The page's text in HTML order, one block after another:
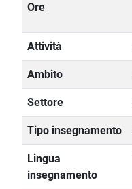
Ore
Attività
Ambito
Settore
Tipo insegnamento
Lingua
insegnamento